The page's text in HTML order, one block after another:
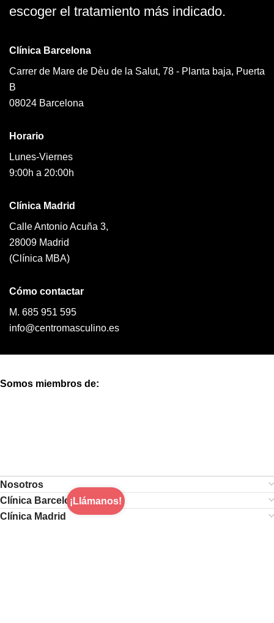
escoger el tratamiento más indicado.
Clínica Barcelona
Carrer de Mare de Dèu de la Salut, 78 - Planta baja, Puerta
B
08024 Barcelona
Horario
Lunes-Viernes
9:00h a 20:00h
Clínica Madrid
Calle Antonio Acuña 3,
28009 Madrid
(Clínica MBA)
Cómo contactar
M. 685 951 595
info@centromasculino.es
Somos miembros de:
Nosotros
Clínica Barcelona
Clínica Madrid
¡Llámanos!